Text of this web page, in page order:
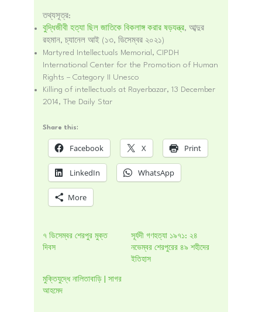
তথ্যসূত্র:
বুদ্ধিজীবী হত্যা ছিল জাতিকে বিকলাঙ্গ করার ষড়যন্ত্র, আব্দুর
রহমান, চ্যানেল আই (১৩, ডিসেম্বর ২০২১)
Martyred Intellectuals Memorial, CIPDH
International Center for the Promotion of Human
Rights – Category II Unesco
Killing of intellectuals at Rayerbazar, 13 December
2014, The Daily Star
Share this:
Facebook X Print
LinkedIn WhatsApp
More
৭ ডিসেম্বর শেরপুর মুক্ত
দিবস
সূর্যদী গণহত্যা ১৯৭১: ২৪
নভেম্বর শেরপুরের ৪৯ শহীদের
ইতিহাস
মুক্তিযুদ্ধে নালিতাবাড়ি | সাগর
আহমেদ